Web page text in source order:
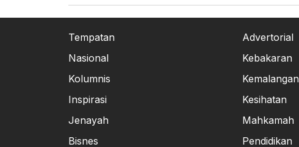
Tempatan
Nasional
Kolumnis
Inspirasi
Jenayah
Bisnes
Advertorial
Kebakaran
Kemalangan
Kesihatan
Mahkamah
Pendidikan